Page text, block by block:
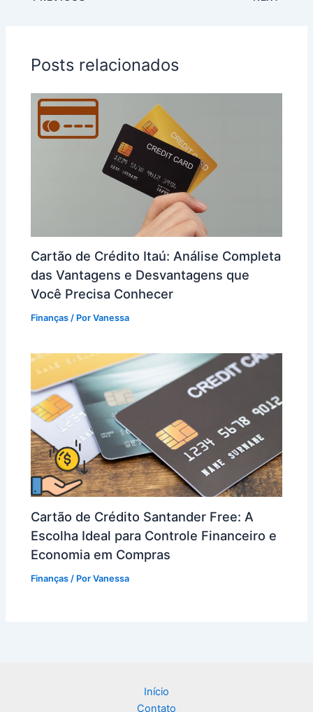
Posts relacionados
Cartão de Crédito Itaú: Análise Completa
das Vantagens e Desvantagens que
Você Precisa Conhecer
Finanças / PorVanessa
Cartão de Crédito Santander Free: A
Escolha Ideal para Controle Financeiro e
Economia em Compras
Finanças / PorVanessa
Início
Contato